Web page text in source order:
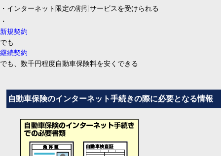
・インターネット限定の割引サービスを受けられる
・
新規契約
でも
継続契約
でも、数千円程度自動車保険料を安くできる
自動車保険のインターネット手続きの際に必要となる情報